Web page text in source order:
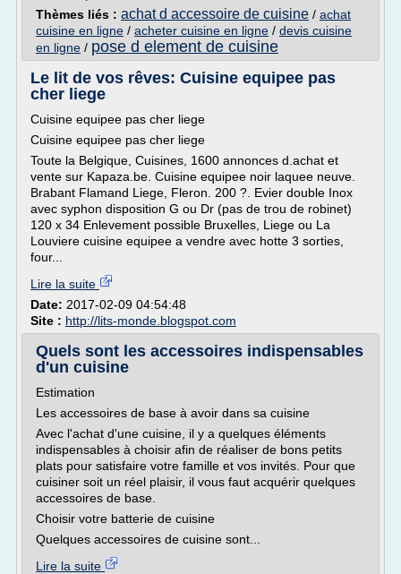
Thèmes liés : achat d accessoire de cuisine / achat
cuisine en ligne / acheter cuisine en ligne / devis cuisine
en ligne / pose d element de cuisine
Le lit de vos rêves: Cuisine equipee pas
cher liege
Cuisine equipee pas cher liege
Cuisine equipee pas cher liege
Toute la Belgique, Cuisines, 1600 annonces d.achat et
vente sur Kapaza.be. Cuisine equipee noir laquee neuve.
Brabant Flamand Liege, Fleron. 200 ?. Evier double Inox
avec syphon disposition G ou Dr (pas de trou de robinet)
120 x 34 Enlevement possible Bruxelles, Liege ou La
Louviere cuisine equipee a vendre avec hotte 3 sorties,
four...
Lire la suite
Date: 2017-02-09 04:54:48
Site : http://lits-monde.blogspot.com
Quels sont les accessoires indispensables
d'un cuisine
Estimation
Les accessoires de base à avoir dans sa cuisine
Avec l'achat d'une cuisine, il y a quelques éléments
indispensables à choisir afin de réaliser de bons petits
plats pour satisfaire votre famille et vos invités. Pour que
cuisiner soit un réel plaisir, il vous faut acquérir quelques
accessoires de base.
Choisir votre batterie de cuisine
Quelques accessoires de cuisine sont...
Lire la suite